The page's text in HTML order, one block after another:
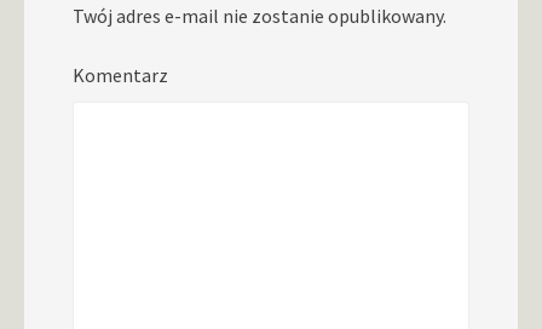
Twój adres e-mail nie zostanie opublikowany.
Komentarz